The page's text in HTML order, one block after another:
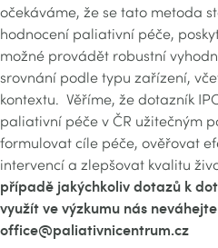
očekáváme, že se tato metoda
hodnocení paliativní péče,
možné provádět robustní
srovnání podle typu zařízení,
kontextu. Věříme, že dotazník
paliativní péče v ČR užitečným
formulovat cíle péče, ověřovat
intervencí a zlepšovat kvalitu
případě jakýchkoliv dotazů k
využít ve výzkumu nás
office@paliativnicentrum.cz